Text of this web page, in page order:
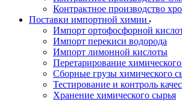
Контрактное производство
Поставки импортной химии
Импорт ортофосфорной
Импорт перекиси водорода
Импорт лимонной кислоты
Перетарирование
Сборные грузы химического
Тестирование и контроль
Хранение химического сырья